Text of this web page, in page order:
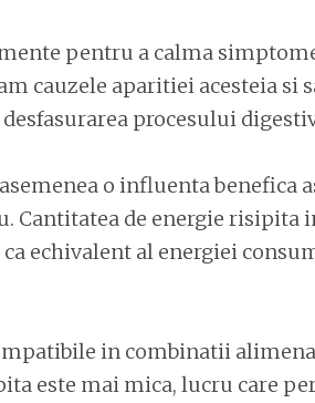
pentru a calma
cauzele aparitiei acesteia si
procesului
o influenta benefica
Cantitatea de energie risipita
echivalent al energiei
in combinatii
este mai mica, lucru care